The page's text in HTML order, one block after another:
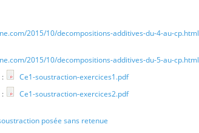
2015/10/decompositions-additives-du-4-au-cp.html
2015/10/decompositions-additives-du-5-au-cp.html
:
Ce1-soustraction-exercices1.pdf
:
Ce1-soustraction-exercices2.pdf
posée sans retenue